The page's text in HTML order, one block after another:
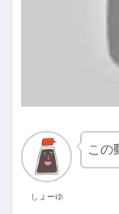
しょーゆ
この